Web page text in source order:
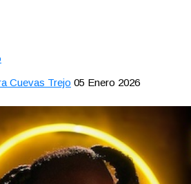
Cuevas Trejo 05 Enero 2026